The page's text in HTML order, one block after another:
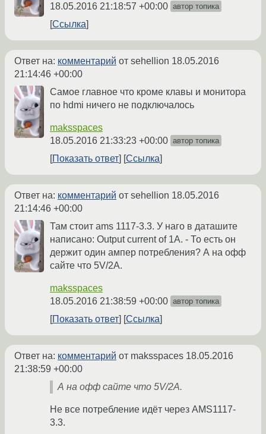
18.05.2016 21:18:57 +00:00 автор топика
Ссылка
Ответ на: комментарий от sehellion 18.05.2016
21:14:46 +00:00
Самое главное что кроме клавы и монитора
по hdmi ничего не подключалось
maksspaces
18.05.2016 21:33:23 +00:00 автор топика
Показать ответ Ссылка
Ответ на: комментарий от sehellion 18.05.2016
21:14:46 +00:00
Там стоит ams 1117-3.3. У наго в даташите
написано: Output current of 1A. - То есть он
держит один ампер потребления? А на офф
сайте что 5V/2A.
maksspaces
18.05.2016 21:38:59 +00:00 автор топика
Показать ответ Ссылка
Ответ на: комментарий от maksspaces 18.05.2016
21:38:59 +00:00
А на офф сайте что 5V/2A.
Не все потребление идёт через AMS1117-
3.3.